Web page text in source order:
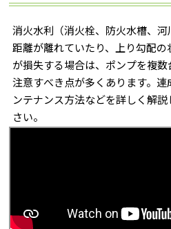
消火水利（消火栓、防火水槽、
距離が離れていたり、上り勾配
が損失する場合は、ポンプを複数
注意すべき点が多くあります。
ンテナンス方法などを詳しく解
さい。